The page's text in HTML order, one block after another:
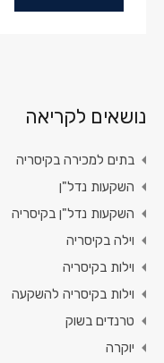
נושאים לקריאה
בתים למכירה בקיסריה
השקעות נדל"ן
השקעות נדל"ן בקיסריה
וילה בקיסריה
וילות בקיסריה
וילות בקיסריה להשקעה
טרנדים בשוק
יוקרה